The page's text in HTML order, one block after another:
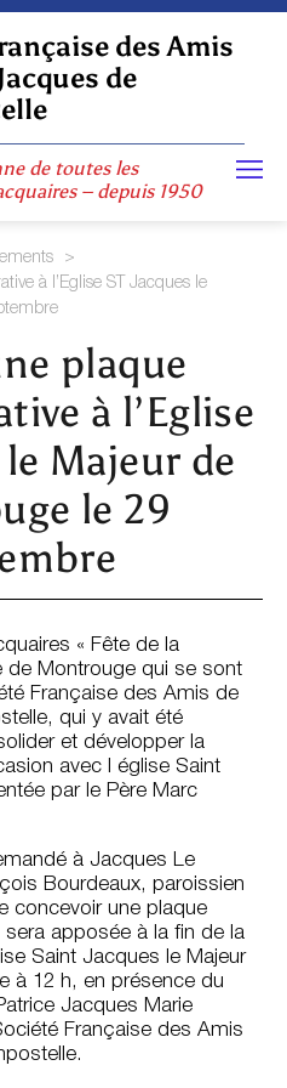
des Amis
de
de toutes les
– depuis 1950
>
à l’Eglise ST Jacques le
plaque
à l’Eglise
le Majeur de
le 29
« Fête de la
de Montrouge qui se sont
Française des Amis de
qui y avait été
et développer la
avec l église Saint
par le Père Marc
à Jacques Le
Bourdeaux, paroissien
concevoir une plaque
apposée à la fin de la
Saint Jacques le Majeur
à 12 h, en présence du
Jacques Marie
Française des Amis